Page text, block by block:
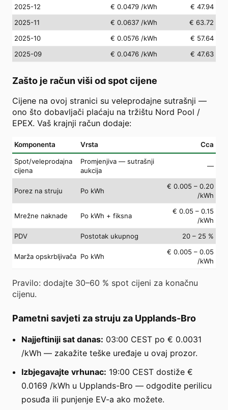
2025-12
€ 0.0479 /kWh
€ 47.94
2025-11
€ 0.0637 /kWh
€ 63.72
2025-10
€ 0.0576 /kWh
€ 57.64
2025-09
€ 0.0476 /kWh € 47.63
Zašto je račun viši od spot cijene
Cijene na ovoj stranici su veleprodajne sutrašnji —
ono što dobavljači plaćaju na tržištu Nord Pool /
EPEX. Vaš krajnji račun dodaje:
Komponenta Vrsta Cca
Spot/veleprodajna
cijena
Promjenjiva — sutrašnji
aukcija
—
Porez na struju Po kWh
€ 0.005 – 0.20
/kWh
Mrežne naknade Po kWh + fiksna
€ 0.05 – 0.15
/kWh
PDV
Postotak ukupnog 20 – 25 %
Marža opskrbljivača Po kWh
€ 0.005 – 0.05
/kWh
Pravilo: dodajte 30–60 % spot cijeni za konačnu
cijenu.
Pametni savjeti za struju za Upplands-Bro
Najjeftiniji sat danas: 03:00 CEST po € 0.0031
/kWh — zakažite teške uređaje u ovaj prozor.
Izbjegavajte vrhunac: 19:00 CEST dostiže €
0.0169 /kWh u Upplands-Bro — odgodite perilicu
posuđa ili punjenje EV-a ako možete.